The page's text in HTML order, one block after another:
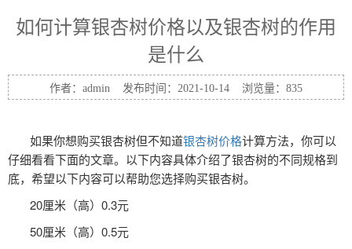
如何计算银杏树价格以及银杏树的作用
是什么
作者：admin 发布时间：2021-10-14 浏览量： 835
如果你想购买银杏树但不知道银杏树价格计算方法，你可以
仔细看看下面的文章。以下内容具体介绍了银杏树的不同规格到
底，希望以下内容可以帮助您选择购买银杏树。
20厘米（高）0.3元
50厘米（高）0.5元